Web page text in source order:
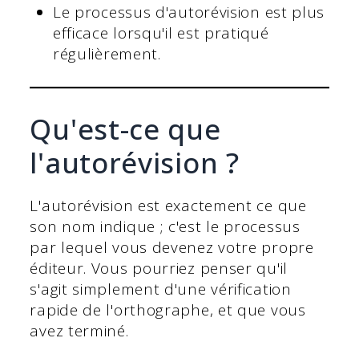
Le processus d'autorévision est plus
efficace lorsqu'il est pratiqué
régulièrement.
Qu'est-ce que
l'autorévision ?
L'autorévision est exactement ce que
son nom indique ; c'est le processus
par lequel vous devenez votre propre
éditeur. Vous pourriez penser qu'il
s'agit simplement d'une vérification
rapide de l'orthographe, et que vous
avez terminé.